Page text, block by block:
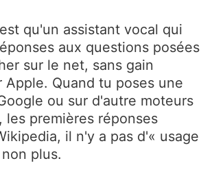
qu'un assistant vocal qui
aux questions posées
sur le net, sans gain
Apple. Quand tu poses une
ou sur d'autre moteurs
les premières réponses
il n'y a pas d'« usage
plus.